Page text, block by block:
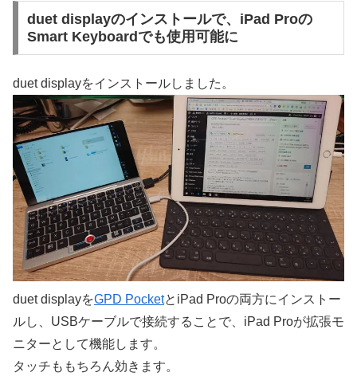
duet displayのインストールで、iPad Proの
Smart Keyboardでも使用可能に
duet displayをインストールしました。
duet displayをGPD PocketとiPad Proの両方にインストー
ルし、USBケーブルで接続することで、iPad Proが拡張モ
ニターとして機能します。
タッチももちろん効きます。